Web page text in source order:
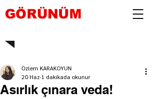
GÖRÜNÜM
Asırlık çınara veda!
Özlem KARAKOYUN
20 Haz 1 dakikada okunur